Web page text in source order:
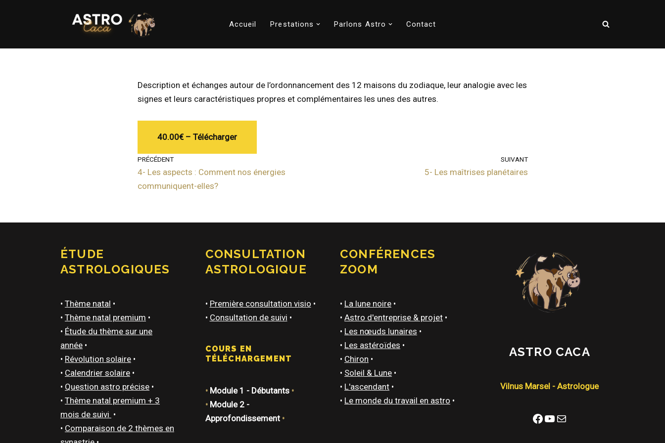
Accueil Prestations Parlons Astro Contact
Description et échanges autour de l’ordonnancement des 12 maisons du zodiaque, leur analogie avec les
signes et leurs caractéristiques propres et complémentaires les unes des autres.
40.00€ – Télécharger
PRÉCÉDENT
4- Les aspects : Comment nos énergies
communiquent-elles?
SUIVANT
5- Les maîtrises planétaires
ÉTUDE
ASTROLOGIQUES
• Thème natal •
• Thème natal premium •
• Étude du thème sur une
année •
• Révolution solaire •
• Calendrier solaire •
• Question astro précise •
• Thème natal premium + 3
mois de suivi •
• Comparaison de 2 thèmes en
CONSULTATION
ASTROLOGIQUE
• Première consultation visio •
• Consultation de suivi •
COURS EN
TÉLÉCHARGEMENT
• Module 1 - Débutants•
• Module 2 -
Approfondissement•
CONFÉRENCES
ZOOM
• La lune noire •
• Astro d'entreprise & projet •
• Les nœuds lunaires •
• Les astéroïdes •
• Chiron •
• Soleil & Lune •
• L'ascendant •
• Le monde du travail en astro •
ASTRO CACA
Vilnus Marsel - Astrologue